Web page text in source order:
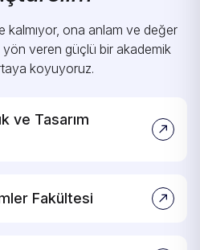
kalmıyor, ona anlam ve değer
veren güçlü bir akademik
koyuyoruz.
ve Tasarım
Fakültesi